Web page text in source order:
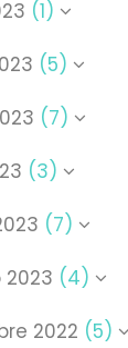
(1)
(5)
(7)
(3)
(7)
2023 (4)
2022 (5)